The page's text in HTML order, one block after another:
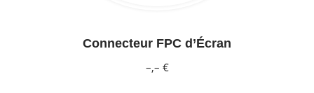
Connecteur FPC d’Écran
–,– €